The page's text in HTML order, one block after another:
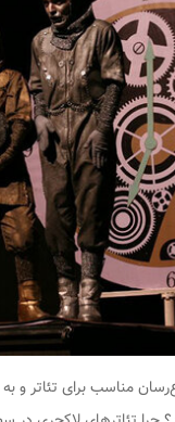
مناسب برای تئاتر و